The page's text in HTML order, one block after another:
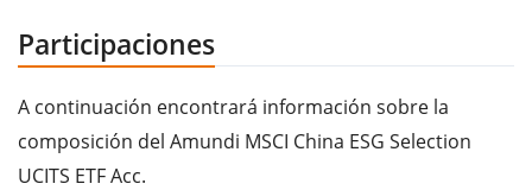
Participaciones
A continuación encontrará información sobre la
composición del Amundi MSCI China ESG Selection
UCITS ETF Acc.